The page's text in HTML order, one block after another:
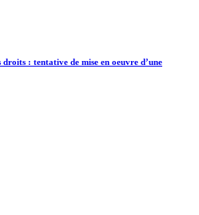
: tentative de mise en oeuvre d’une